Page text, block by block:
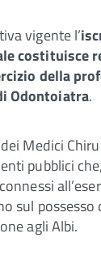
vigente l’
costituisce
della
Odontoiatra.
Medici
pubblici
sul
agli Albi.